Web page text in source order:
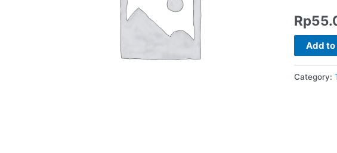
Rp
Add
Category: